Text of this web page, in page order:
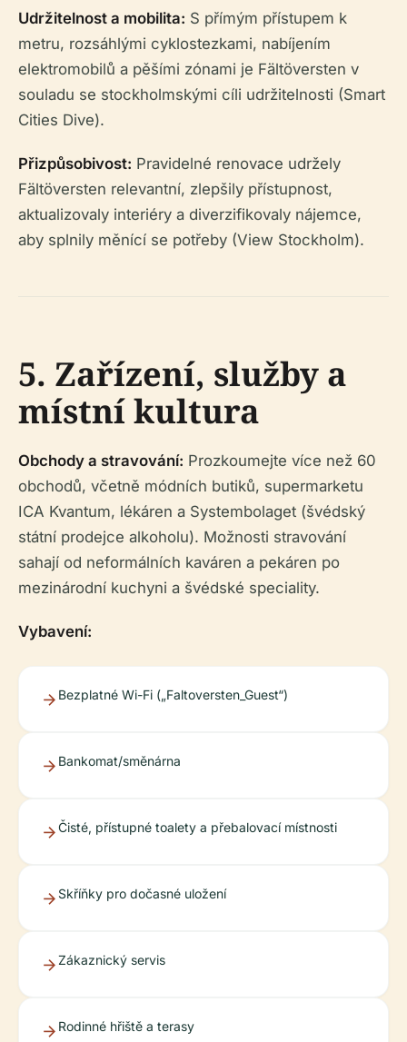
Udržitelnost a mobilita: S přímým přístupem k
metru, rozsáhlými cyklostezkami, nabíjením
elektromobilů a pěšími zónami je Fältöversten v
souladu se stockholmskými cíli udržitelnosti (Smart
Cities Dive).
Přizpůsobivost: Pravidelné renovace udržely
Fältöversten relevantní, zlepšily přístupnost,
aktualizovaly interiéry a diverzifikovaly nájemce,
aby splnily měnící se potřeby (View Stockholm).
5. Zařízení, služby a
místní kultura
Obchody a stravování: Prozkoumejte více než 60
obchodů, včetně módních butiků, supermarketu
ICA Kvantum, lékáren a Systembolaget (švédský
státní prodejce alkoholu). Možnosti stravování
sahají od neformálních kaváren a pekáren po
mezinárodní kuchyni a švédské speciality.
Vybavení:
Bezplatné Wi-Fi („Faltoversten_Guest“)
Bankomat/směnárna
Čisté, přístupné toalety a přebalovací místnosti
Skříňky pro dočasné uložení
Zákaznický servis
Rodinné hřiště a terasy